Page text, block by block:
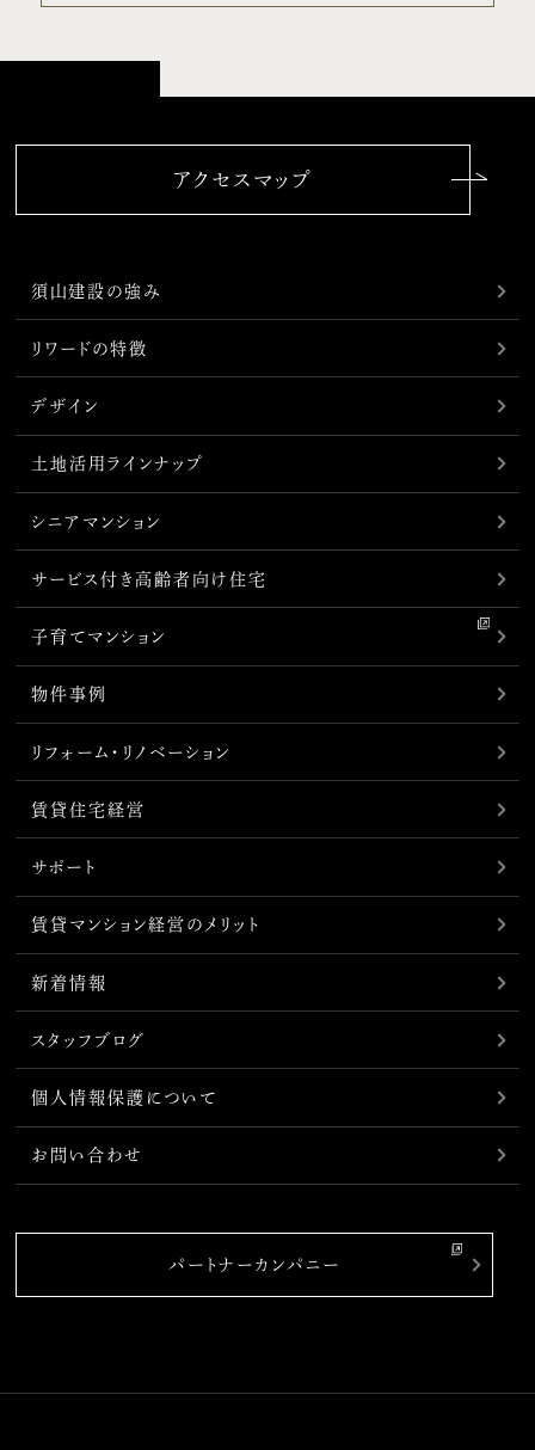
アクセスマップ
須山建設の強み
リワードの特徴
デザイン
土地活用ラインナップ
シニアマンション
サービス付き高齢者向け住宅
子育てマンション
物件事例
リフォーム・リノベーション
賃貸住宅経営
サポート
賃貸マンション経営のメリット
新着情報
スタッフブログ
個人情報保護について
お問い合わせ
パートナーカンパニー